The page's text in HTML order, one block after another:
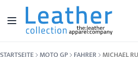
Zum Inhalt springen
Navigation umschalten